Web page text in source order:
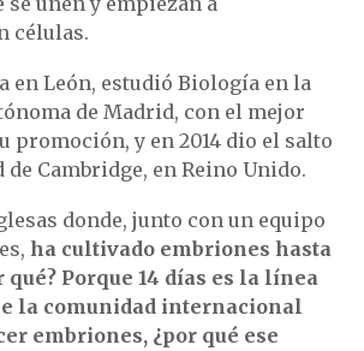
células.
en León, estudió Biología en la
de Madrid, con el mejor
promoción, y en 2014 dio el salto
Cambridge, en Reino Unido.
donde, junto con un equipo
ha cultivado embriones hasta
qué? Porque 14 días es la línea
la comunidad internacional
embriones, ¿por qué ese